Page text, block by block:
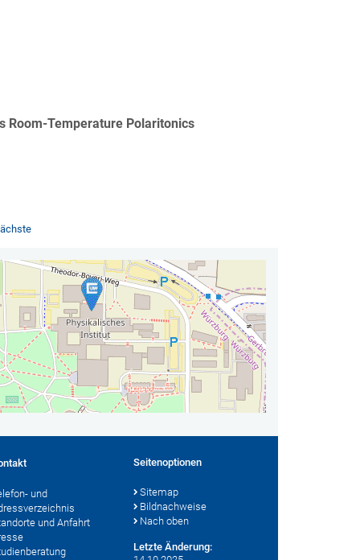
Room-Temperature Polaritonics
und
und Anfahrt
Seitenoptionen
Sitemap
Bildnachweise
Nach oben
Letzte Änderung: